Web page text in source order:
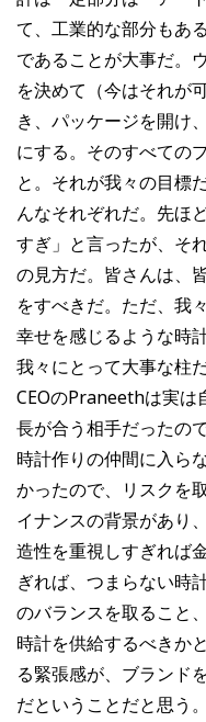
て、工業的な部分もあ
であることが大事だ。
を決めて（今はそれが
き、パッケージを開け
にする。そのすべての
と。それが我々の目標
んなそれぞれだ。先ほ
すぎ」と言ったが、そ
の見方だ。皆さんは、
をすべきだ。ただ、我
幸せを感じるような時
我々にとって大事な柱だ
CEOのPraneethは実は
長が合う相手だったの
時計作りの仲間に入ら
かったので、リスクを
イナンスの背景があり
造性を重視しすぎれば
ぎれば、つまらない時
のバランスを取ること
時計を供給するべきか
る緊張感が、ブランド
だということだと思う